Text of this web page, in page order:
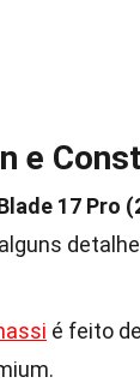
e
17 Pro
é feito